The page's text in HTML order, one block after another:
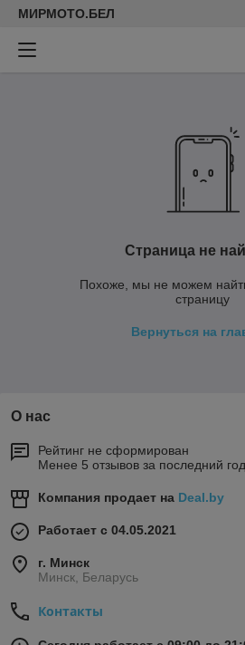
МИРМОТО.БЕЛ
Страница не
Похоже, мы не можем
страницу
Вернуться на
О нас
Рейтинг не сформирован
Менее 5 отзывов за последний год
Компания продает на Deal.by
Работает с 04.05.2021
г. Минск
Минск, Беларусь
Контакты